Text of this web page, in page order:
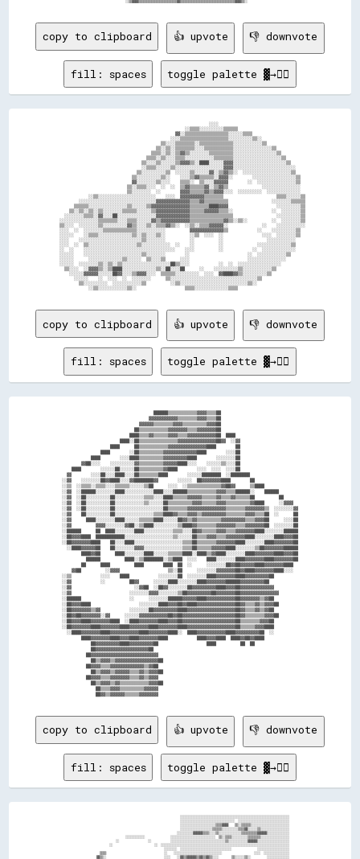
copy to clipboard 👍 upvote 👎 downvote
fill: spaces toggle palette ▓→✊🏽
                                                                ░░░░
                                                      ░░▒▒▒▒░░░░░░░░░░▒▒▒▒▒▒
                                                  ▓▓░░▒▒▒▒▒▒▒▒▒▒▒▒▒▒▒▒▒▒░░░░░░▒▒▒▒
                                                ░░░░▒▒▒▒▒▒▒▒▒▒▒▒▒▒▒▒▒▒▒▒░░░░░░░░░░▒▒░░
                                            ▒▒░░░░▒▒▒▒▒▒▒▒░░▒▒▒▒▒▒▒▒▒▒▒▒▒▒░░░░░░░░░░░░▒▒
                                          ▒▒░░▒▒░░▒▒▒▒▒▒▒▒░░░░▒▒▒▒▒▒▒▒▒▒▒▒░░░░░░░░░░░░░░░░▒▒
                                        ▒▒▒▒░░▒▒░░▒▒▓▓▒▒░░░░░░░░▒▒▒▒▒▒▒▒▒▒░░░░░░░░░░░░░░░░░░▒▒
                                      ▒▒▒▒░░▒▒░░░░▒▒▒▒░░░░░░░░░░░░▒▒▒▒▒▒▒▒░░░░░░░░░░░░░░░░░░░░▒▒
                                    ▒▒░░░░▒▒░░░░░░▒▒▓▓▓▓▒▒░░████░░░░░░▓▓▓▓░░░░░░░░░░░░░░░░░░░░░░▒▒
                                    ░░▒▒▒▒░░░░░░▒▒░░░░░░░░░░░░░░░░░░░░▓▓▓▓░░░░░░░░░░░░░░░░░░░░░░░░░░
                                  ▒▒░░░░░░░░░░▒▒  ░░░░░░▒▒░░░░░░▓▓░░▒▒▓▓▒▒░░  ░░░░░░░░░░░░░░░░░░░░▒▒
                                ▒▒░░░░░░░░░░▒▒░░    ░░░░▒▒▓▓▒▒▒▒▒▒░░▓▓▓▓░░        ░░░░░░░░░░░░░░░░░░▒▒
                                ▓▓░░░░░░░░▒▒░░░░    ▒▒▒▒░░  ▒▒░░░░▓▓▓▓▓▓        ░░  ░░░░░░░░░░░░░░░░▒▒
                              ▒▒░░▒▒▒▒░░░░  ░░  ░░  ▒▒▓▓▒▒▒▒▒▒▓▓░░▒▒▓▓▒▒              ░░░░░░░░░░░░░░░░
                              ▒▒░░░░░░░░  ░░        ▓▓▓▓▒▒▒▒▒▒▓▓▒▒▓▓▓▓░░░░  ░░░░░░░░░░  ░░░░░░░░░░░░░░
              ░░▒▒░░░░░░░░░░░░░░░░░░░░░░░░    ░░░░  ▓▓▓▓▓▓▓▓▓▓▒▒▒▒▒▒▒▒                      ▒▒▒▒░░░░░░▒▒
          ░░░░░░░░░░░░░░░░░░░░░░░░░░░░░░░░▓▓▓▓▓▓▓▓▓▓▓▓▓▓▒▒▒▒▓▓▒▒▒▒▒▒▒▒▒▒                  ░░░░░░░░▒▒▒▒▒▒
        ▒▒▒▒▒▒░░░░░░░░░░░░░░░░▒▒░░░░░░▒▒▓▓▓▓▓▓▓▓▓▓▓▓▓▓▓▓▒▒▒▒▒▒▒▒████▓▓▓▓                    ░░░░░░░░░░▒▒
      ▒▒░░▒▒░░▒▒░░▒▒░░░░░░░░▒▒▒▒▒▒░░░░░░▒▒▓▓▓▓▓▓▓▓▓▓▓▓▓▓▒▒▒▒▒▒▓▓▓▓▓▓▒▒▒▒░░                ░░  ░░░░░░░░▒▒
    ░░░░░░░░▒▒▒▒░░▓▓░░░░██░░░░░░░░░░░░░░░░▓▓▓▓▓▓▓▓▓▓▓▓▓▓▒▒▒▒▒▒▒▒▒▒▒▒▒▒▒▒▒▒                  ░░░░░░░░░░▒▒
  ░░░░░░░░░░░░░░░░▒▒▒▒▒▒▒▒░░░░▒▒▒▒░░░░░░▓▓▒▒▓▓▓▓▓▓▓▓▓▓▓▓▒▒▒▒▒▒▒▒▒▒▒▒▒▒▓▓▒▒░░▒▒░░          ░░  ░░░░░░░░▒▒
  ▒▒░░░░  ░░░░░░░░▒▒░░░░░░░░░░▓▓▒▒░░░░▒▒░░▒▒▒▒▓▓▒▒░░  ░░▒▒░░▒▒▒▒▓▓▓▓▓▓░░              ░░    ░░░░░░░░░░░░
  ░░░░  ░░  ░░░░░░░░▒▒▒▒▒▒▒▒▒▒▒▒▒▒░░░░░░░░░░░░          ▓▓▓▓▓▓▓▓▓▓▓▓▓▓▒▒            ░░    ░░░░░░░░░░▒▒
  ░░░░░░    ░░▒▒▒▒░░░░░░░░░░░░░░▒▒░░▒▒░░░░▒▒░░          ░░▒▒  ░░░░  ░░                ░░░░  ░░░░░░░░▒▒
  ░░░░    ░░░░░░░░░░░░░░░░░░░░░░░░░░▒▒░░░░░░░░          ░░          ░░                  ░░░░░░░░░░░░
  ░░░░  ░░  ▒▒░░░░░░░░░░░░░░░░░░░░▒▒░░░░░░░░░░░░  ░░    ░░          ░░              ░░░░░░░░░░░░░░▒▒
  ░░  ░░    ░░░░░░░░░░░░░░░░░░░░░░░░░░░░░░░░░░░░░░    ░░░░          ░░            ░░  ░░░░░░░░░░░░░░
  ░░░░░░    ░░░░░░░░░░░░░░░░░░░░░░░░▒▒░░░░░░░░        ░░                        ░░  ░░░░░░░░░░░░▒▒
  ░░░░░░      ░░░░░░░░░░░░░░▒▒░░░░░░  ▒▒░░░░▒▒      ░░░░                        ░░░░░░░░░░░░░░░░
  ░░░░░░  ░░░░░░░░▒▒░░▒▒░░▒▒░░░░░░░░░░░░░░░░░░░░██▒▒░░░░            ░░  ░░  ░░░░░░░░░░░░░░░░░░
    ▒▒░░░░  ░░▓▓▓▓▒▒░░▒▒████░░░░░░░░░░░░░░▒▒░░██░░░░██      ░░    ░░░░░░░░░░▒▒░░░░░░░░░░░░▒▒
      ░░░░░░▓▓▓▓▓▓░░░░░░██▓▓░░░░▒▒▓▓▓▓░░░░  ▒▒▒▒▒▒░░░░░░░░░░  ░░░░  ▓▓████▓▓▒▒░░░░░░░░░░▒▒
        ░░░░░░    ░░  ░░░░  ░░  ░░░░░░░░      ▒▒░░░░░░░░░░░░░░░░░░░░░░░░░░░░░░░░░░░░▒▒
          ▒▒░░░░░░░░░░  ░░░░░░░░░░░░▒▒          ░░▒▒░░░░░░░░░░░░░░░░░░░░░░░░░░░░▒▒░░
copy to clipboard 👍 upvote 👎 downvote
fill: spaces toggle palette ▓→✊🏽
                                      ██████▒▒▒▒▒▒▒▒▒▒▒▒▓▓▓▓▒▒▒▒██
                                    ▓▓▓▓▓▓▓▓▓▓▓▓▒▒▒▒▒▒▒▒▓▓▓▓▒▒▒▒██
                                ▓▓▓▓▓▓▒▒▒▒▒▒▒▒▓▓▓▓▒▒▒▒▒▒▒▒▒▒▓▓▓▓██
                              ██▒▒▒▒▒▒▒▒▒▒▒▒▓▓▓▓▓▓▓▓▒▒▒▒▓▓▓▓▓▓▓▓██
                            ████▒▒▒▒▓▓▒▒▒▒▒▒▓▓▓▓▒▒▒▒▓▓▓▓▓▓▓▓▓▓▓▓██  ████
                        ████░░██▒▒▒▒▒▒▒▒▒▒▒▒▒▒▒▒▓▓▓▓▓▓▓▓▓▓▓▓▓▓▓▓██▓▓  ░░▓▓
                    ████      ██▒▒▒▒▒▒▒▒▒▒▒▒▓▓▓▓▓▓▓▓▓▓▓▓▓▓▓▓████        ██
                ████        ░░██▒▒▒▒▒▒▒▒▒▒▓▓▓▓▓▓▓▓▓▓▓▓▓▓████        ░░░░██
            ████        ░░░░████▒▒▒▒▒▒▒▒▒▒▓▓▓▓▓▓▓▓▓▓████        ░░░░░░░░██
        ▓▓██░░░░    ░░░░░░░░░░▓▓▒▒▒▒▒▒▒▒▒▒▓▓▓▓▓▓████░░░░    ░░░░░░▒▒░░░░██
    ████        ░░░░░░██░░░░░░██▒▒▒▒▒▒▒▒▒▒▓▓████        ░░░░  ░░░░  ░░░░██
  ▓▓        ░░░░██░░░░████░░░░██▒▒▒▒▒▒▒▒████        ░░░░░░████████  ░░████████
░░▓▓    ░░░░░░░░██▓▓████░░░░▓▓████████▓▓        ░░░░░░  ██▓▓▓▓▓▓▓▓████        ██
░░▒▒  ░░▒▒▒▒░░▒▒▒▒░░░░▒▒▒▒▒▒░░░░░░▒▒██      ░░░░  ░░▒▒▒▒▒▒▒▒▒▒▒▒▒▒▓▓██▓▓      ▒▒████
░░▓▓  ░░██████░░░░░░░░████░░░░░░░░░░░░████░░░░██████▒▒▒▒▒▒▒▒▒▒▒▒▓▓▓▓▒▒▒▒██████░░    ██████
░░▓▓  ░░██░░░░░░░░░░██░░░░░░░░░░░░▒▒▒▒░░░░████▒▒▒▒▒▒▓▓▓▓▓▓▒▒▒▒▒▒▓▓▒▒▒▒▓▓▒▒▒▒▒▒██          ██
░░▓▓  ░░██░░░░░░░░░░██░░░░░░░░░░░░▒▒░░░░░░██▒▒▒▒▒▒▒▒▒▒▓▓▓▓▒▒▒▒▒▒▓▓▓▓▒▒▒▒▒▒▒▒▒▒▓▓████      ░░▓▓▓▓
░░▓▓  ░░██░░░░░░░░░░██░░░░░░░░░░░░░░░░░░░░██▒▒▒▒▒▒▒▒▓▓▓▓▓▓▓▓▓▓▓▓▓▓▓▓▒▒▒▒▒▒▒▒▓▓▓▓▓▓▓▓▒▒  ░░░░░░░░▓▓
░░▓▓    ██░░░░░░░░░░██░░░░░░░░░░░░░░░░▒▒▒▒████▓▓▒▒▒▒▓▓▓▓▒▒▓▓▓▓▓▓▓▓▓▓▒▒▒▒▒▒▒▒▓▓▓▓▒▒▒▒██  ░░      ██
░░▓▓      ████░░░░░░░░████░░░░░░▒▒▒▒▒▒████░░░░░░██▓▓▒▒▓▓▒▒▒▒▒▒▒▒▒▒▓▓▓▓▓▓▓▓▓▓▒▒▒▒▓▓▓▓██      ░░░░██
░░▓▓          ▓▓▓▓░░░░░░░░▓▓██░░▒▒████░░░░░░░░░░▒▒████▓▓▒▒▒▒▒▒▒▒▓▓▓▓▓▓▓▓▒▒▒▒▓▓▓▓▓▓▓▓██  ░░░░░░░░██
░░██████      ██  ████░░░░░░░░████░░░░░░░░░░░░▒▒▒▒░░░░██▓▓▒▒▒▒▒▒▓▓▓▓▒▒▒▒▓▓▓▓▓▓▓▓████░░░░░░░░██████
░░██▓▓▓▓████  ████████████░░░░░░░░░░░░░░░░░░░░▒▒░░░░░░██▒▒▒▒▓▓▓▓▒▒▒▒▓▓▓▓▓▓▓▓████░░░░░░░░████▓▓▓▓██
░░██▓▓▓▓▓▓▓▓████    ██░░░░████░░░░░░░░░░░░░░░░░░░░▒▒▒▒██▒▒▒▒▒▒▒▒▓▓▓▓▓▓▓▓████░░░░░░░░████▓▓▓▓▓▓▓▓██
  ░░████▓▓▓▓▓▓██    ██░░░░░░░░▓▓▓▓░░░░░░░░░░░░░░░░▒▒▒▒██▒▒▒▒▒▒▓▓▓▓▓▓████░░░░░░░░▒▒██▓▓▓▓▓▓▓▓██████
        ████▓▓██      ████░░░░░░░░████░░░░░░▒▒▒▒▒▒████░░████▒▒▓▓████░░░░░░░░████▓▓▓▓▓▓▓▓████▓▓▓▓██
          ██████          ████░░▒▒████████░░▒▒████  ░░░░    ████░░░░░░░░████▓▓▓▓▓▓▓▓████▓▓▓▓▓▓▓▓██
        ██      ████          ████        ████  ██  ░░      ░░░░░░░░██▓▓██▓▓▓▓▓▓████▓▓▓▓▓▓▓▓████
    ▓▓██          ░░▓▓▓▓                    ▒▒░░██      ░░░░░░░░▓▓▓▓▓▓▓▓██▓▓████▓▓▓▓▓▓▓▓████░░░░
░░▒▒            ░░░░    ████            ░░░░░░░░██  ░░░░░░░░████▓▓▓▓▓▓▓▓████▓▓▓▓▓▓▓▓▓▓██
░░▓▓            ░░          ██▓▓      ░░░░░░████░░░░░░░░████▓▓▓▓▓▓▓▓██████▓▓▓▓▓▓▓▓▓▓██
░░▓▓                          ░░▓▓██  ░░██▓▓░░░░░░░░██▓▓▓▓▓▓▓▓▓▓████▓▓▓▓██▓▓▓▓▓▓▓▓▓▓▓▓▓▓
░░▓▓                        ░░░░░░░░▓▓▓▓░░░░░░░░▒▒██▓▓▓▓▓▓▓▓▓▓██▓▓▓▓▓▓▓▓██▓▓▓▓▓▓▓▓▓▓▓▓▓▓▓▓
░░██████                    ░░      ░░░░░░░░██████▓▓▓▓▓▓████▓▓▓▓▓▓▓▓▓▓▓▓██▓▓▓▓▓▓▓▓▒▒▓▓██
░░██▓▓▓▓████                    ░░░░░░░░████▓▓▓▓██▓▓████▓▓▓▓▓▓▓▓▓▓▓▓▓▓▓▓██▓▓▒▒▒▒▓▓▒▒▓▓▓▓██
░░██▓▓▓▓▓▓▓▓▒▒▓▓            ░░░░░░░░██▓▓▓▓▓▓▓▓▓▓████▓▓▓▓▓▓▓▓▓▓▓▓▓▓▓▓▓▓▓▓██▓▓▒▒▒▒▓▓▒▒▓▓██
░░██▓▓██▓▓▓▓▓▓▓▓░░▓▓      ░░░░░░▓▓▓▓▓▓▓▓▓▓▓▓██▓▓██▓▓▓▓▓▓▓▓▓▓▓▓▓▓▓▓▓▓▓▓▓▓██▓▓▒▒▒▒▒▒▒▒▓▓▓▓██
░░██▓▓▓▓████▓▓▓▓▓▓▓▓████  ░░████▓▓▓▓▓▓▓▓████▓▓▓▓██▓▓▓▓▓▓▓▓▓▓▓▓▓▓▓▓▓▓▓▓▓▓██▒▒▒▒▒▒▒▒▓▓▓▓██
░░██▓▓▓▓▓▓▓▓████▓▓▓▓▓▓▓▓████▓▓▓▓▓▓▓▓████▓▓▓▓▓▓▓▓████▓▓▓▓▓▓▓▓▓▓▓▓▓▓▓▓▓▓▓▓██▒▒▒▒▒▒▓▓▓▓████
  ░░████▓▓▓▓▓▓▓▓████▓▓▓▓▓▓▓▓▓▓▓▓████▓▓▓▓▓▓▓▓████░░  ████▓▓▓▓▓▓▓▓▓▓▓▓████▓▓▓▓▓▓▓▓▓▓██  ░░
        ████▓▓▓▓▓▓▓▓████▓▓▓▓████▓▓▓▓▓▓▓▓████            ████▓▓▓▓████  ████▓▓██▓▓████
            ██▓▓▓▓▓▓▓▓▓▓████▓▓▓▓▓▓▓▓▓▓██                    ████          ██  ██
            ██▓▓▓▓▓▓▓▓▓▓▓▓▓▓▓▓▓▓▓▓▓▓██
          ██▓▓▓▓▓▓▓▓▓▓▓▓▓▓▓▓▓▓▓▓▓▓▓▓▓▓▓▓
            ██▒▒▓▓▓▓▒▒▓▓▓▓▓▓▓▓▓▓▓▓▓▓▓▓▓▓██
          ██▓▓▓▓▒▒▒▒▓▓▓▓▓▓▓▓▓▓▓▓▓▓▒▒▓▓██
            ██▒▒▓▓▓▓▒▒▓▓▓▓▓▓▒▒▒▒▓▓▒▒▓▓▓▓██
          ██▓▓▓▓▒▒▒▒▓▓▓▓▓▓▓▓▒▒▒▒▓▓▒▒▓▓▓▓
            ██▒▒▓▓▓▓▒▒▓▓▒▒▒▒▒▒▒▒▒▒▒▒▓▓▓▓██
              ██▒▒▒▒▓▓▓▓▒▒▒▒▒▒▒▒▒▒▓▓▓▓▓▓
copy to clipboard 👍 upvote 👎 downvote
fill: spaces toggle palette ▓→✊🏽